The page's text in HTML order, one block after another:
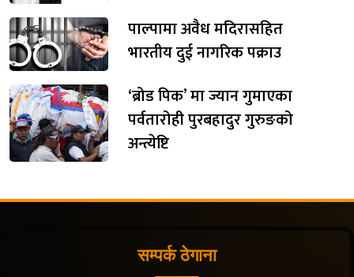
पाल्पामा अवैध मदिरासहित
भारतीय दुई नागरिक पक्राउ
‘ब्रोड पिक’ मा ज्यान गुमाएका
पर्वतारोही पुरबहादुर गुरुङको
अन्त्येष्टि
सम्पर्क ठेगाना